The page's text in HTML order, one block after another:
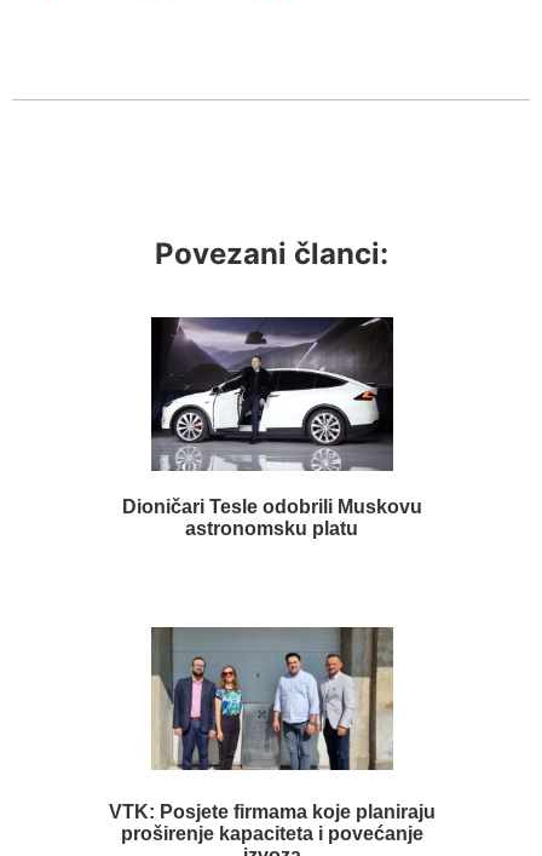
Povezani članci:
Dioničari Tesle odobrili Muskovu
astronomsku platu
VTK: Posjete firmama koje planiraju
proširenje kapaciteta i povećanje